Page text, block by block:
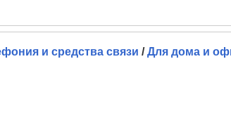
и средства связи /Для дома и